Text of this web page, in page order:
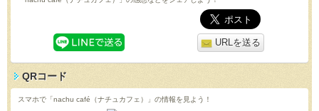
URLを送る
QRコード
スマホで「nachu café（ナチュカフェ）」の情報を見よう！